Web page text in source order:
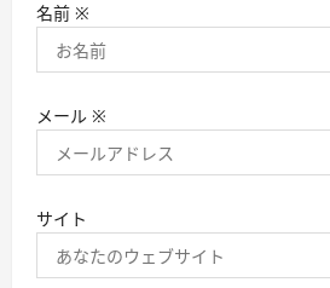
名前 ※
メール ※
サイト